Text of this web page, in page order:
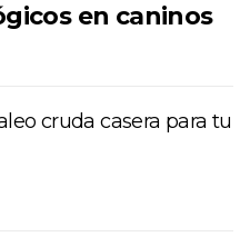
en caninos
cruda casera para tu